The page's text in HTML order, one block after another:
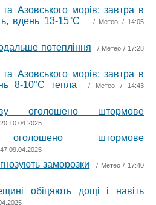
Азовського морів: завтра в
вдень 13-15°С
/ Метео / 14:05
потепління / Метео / 17:28
Азовського морів: завтра в
8-10°С тепла
/ Метео / 14:43
оголошено штормове
10.04.2025
штормове
09.04.2025
заморозки / Метео/ 17:40
обіцяють дощі і навіть